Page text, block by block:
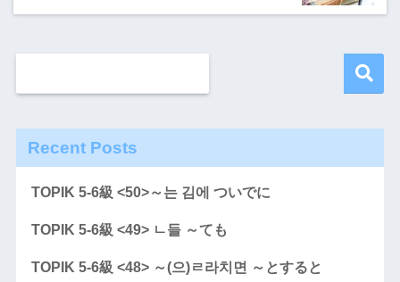
Recent Posts
TOPIK 5-6級 <50>～는 김에 ついでに
TOPIK 5-6級 <49> ㄴ들 ～ても
TOPIK 5-6級 <48> ～(으)ㄹ라치면 ～とすると